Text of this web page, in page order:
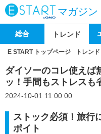
マガジン
総合 トレンド
E START トップページ トレンド
ダイソーのコレ使え
ッ！手間もストレスも
2024-10-01 11:00:00
ストック必須！旅行
ポイト